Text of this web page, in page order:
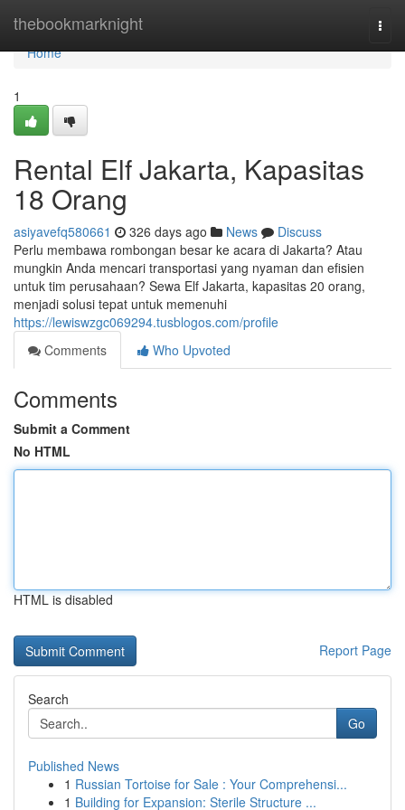
thebookmarknight
Home
Home
1
Rental Elf Jakarta, Kapasitas
18 Orang
asiyavefq580661 326 days ago News
Discuss
Perlu membawa rombongan besar ke acara di Jakarta? Atau
mungkin Anda mencari transportasi yang nyaman dan efisien
untuk tim perusahaan? Sewa Elf Jakarta, kapasitas 20 orang,
menjadi solusi tepat untuk memenuhi
https://lewiswzgc069294.tusblogos.com/profile
Comments
Who Upvoted
Comments
Submit a Comment
No HTML
HTML is disabled
Report Page
Search
Go
Published News
1 Russian Tortoise for Sale : Your Comprehensi...
1 Building for Expansion: Sterile Structure ...